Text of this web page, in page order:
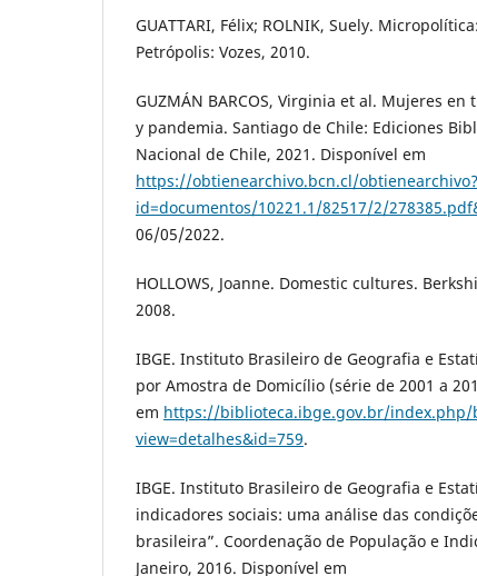
GUATTARI, Félix; ROLNIK, Suely.
Petrópolis: Vozes, 2010.
GUZMÁN BARCOS, Virginia et al. Mujeres
y pandemia. Santiago de Chile: Ediciones
Nacional de Chile, 2021. Disponível em
https://obtienearchivo.bcn.cl/obtienearchivo?
id=documentos/10221.1/82517/2/
06/05/2022.
HOLLOWS, Joanne. Domestic cultures.
2008.
IBGE. Instituto Brasileiro de Geografia e
por Amostra de Domicílio (série de 2001 a
em https://biblioteca.ibge.gov.br/index.php/
view=detalhes&id=759.
IBGE. Instituto Brasileiro de Geografia e
indicadores sociais: uma análise das
brasileira”. Coordenação de População e
Janeiro, 2016. Disponível em